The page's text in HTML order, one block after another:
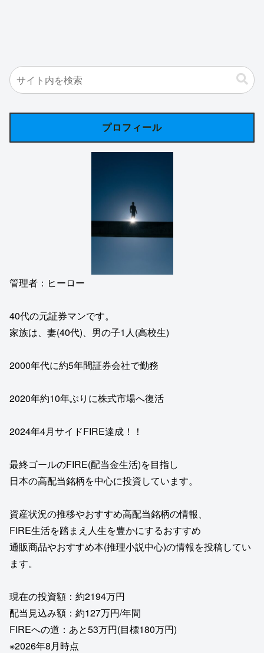
プロフィール
管理者：ヒーロー
40代の元証券マンです。
家族は、妻(40代)、男の子1人(高校生)
2000年代に約5年間証券会社で勤務
2020年約10年ぶりに株式市場へ復活
2024年4月サイドFIRE達成！！
最終ゴールのFIRE(配当金生活)を目指し
日本の高配当銘柄を中心に投資しています。
資産状況の推移やおすすめ高配当銘柄の情報、
FIRE生活を踏まえ人生を豊かにするおすすめ
通販商品やおすすめ本(推理小説中心)の情報を投稿してい
ます。
現在の投資額：約2194万円
配当見込み額：約127万円/年間
FIREへの道：あと53万円(目標180万円)
※2026年8月時点